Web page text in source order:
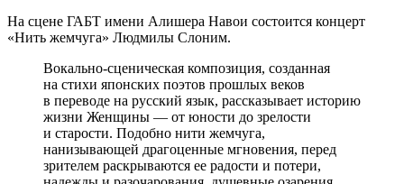
На сцене ГАБТ имени Алишера Навои состоится концерт
«Нить жемчуга» Людмилы Слоним.
Вокально-сценическая композиция, созданная
на стихи японских поэтов прошлых веков
в переводе на русский язык, рассказывает историю
жизни Женщины — от юности до зрелости
и старости. Подобно нити жемчуга,
нанизывающей драгоценные мгновения, перед
зрителем раскрываются ее радости и потери,